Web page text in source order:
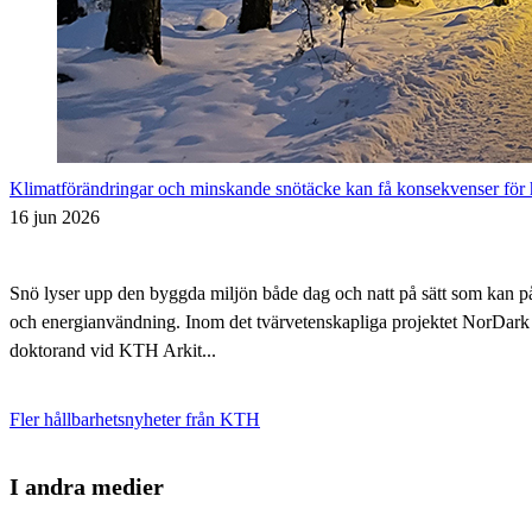
Klimatförändringar och minskande snötäcke kan få konsekvenser för
16 jun 2026
Snö lyser upp den byggda miljön både dag och natt på sätt som kan
och energianvändning. ​Inom det tvärvetenskapliga projektet
doktorand vid KTH Arkit...
Fler hållbarhetsnyheter från KTH
I andra medier